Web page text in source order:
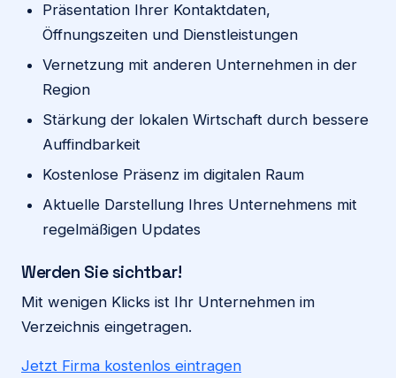
Präsentation Ihrer Kontaktdaten,
Öffnungszeiten und Dienstleistungen
Vernetzung mit anderen Unternehmen in der
Region
Stärkung der lokalen Wirtschaft durch bessere
Auffindbarkeit
Kostenlose Präsenz im digitalen Raum
Aktuelle Darstellung Ihres Unternehmens mit
regelmäßigen Updates
Werden Sie sichtbar!
Mit wenigen Klicks ist Ihr Unternehmen im
Verzeichnis eingetragen.
Jetzt Firma kostenlos eintragen